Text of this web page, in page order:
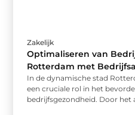
Zakelijk
Optimaliseren van
Rotterdam met
In de dynamische stad
een cruciale rol in het
bedrijfsgezondheid. Door het